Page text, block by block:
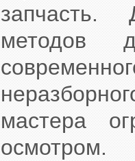
запчасть.
методов
мастера